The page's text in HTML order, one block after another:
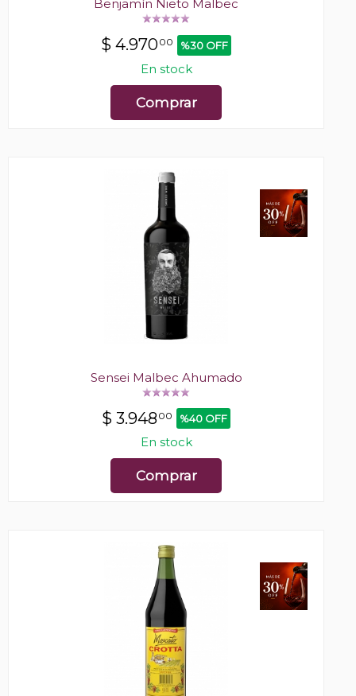
Benjamín Nieto Malbec
$ 4.97000 %30 OFF
En stock
Comprar
Sensei Malbec Ahumado
$ 3.948 00 %40 OFF
En stock
Comprar